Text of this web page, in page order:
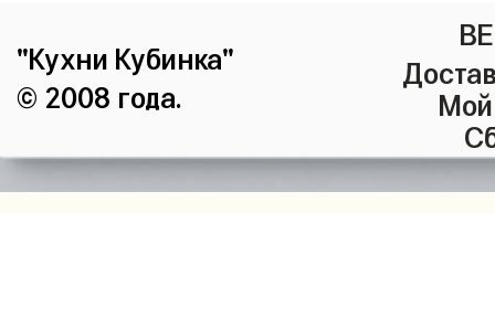
"Кухни Кубинка"
© 2008 года.